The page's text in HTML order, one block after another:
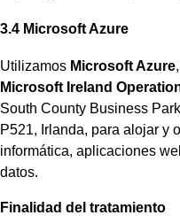
3.4 Microsoft Azure
Utilizamos Microsoft Azure
Microsoft Ireland
South County Business
P521, Irlanda, para alojar y
informática, aplicaciones
datos.
Finalidad del tratamiento